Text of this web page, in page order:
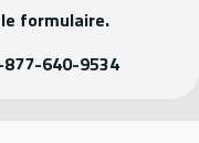
formulaire.
640-9534